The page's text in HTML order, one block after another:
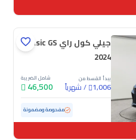
جيلي كول راي Basic GS
2024
يبدأ القسط من
1,006
/شهرياً
شامل الضريبة
46,500
مفحوصة ومضمونة